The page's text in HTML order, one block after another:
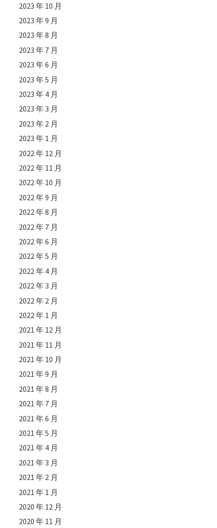
2023 年 10 月
2023 年 9 月
2023 年 8 月
2023 年 7 月
2023 年 6 月
2023 年 5 月
2023 年 4 月
2023 年 3 月
2023 年 2 月
2023 年 1 月
2022 年 12 月
2022 年 11 月
2022 年 10 月
2022 年 9 月
2022 年 8 月
2022 年 7 月
2022 年 6 月
2022 年 5 月
2022 年 4 月
2022 年 3 月
2022 年 2 月
2022 年 1 月
2021 年 12 月
2021 年 11 月
2021 年 10 月
2021 年 9 月
2021 年 8 月
2021 年 7 月
2021 年 6 月
2021 年 5 月
2021 年 4 月
2021 年 3 月
2021 年 2 月
2021 年 1 月
2020 年 12 月
2020 年 11 月